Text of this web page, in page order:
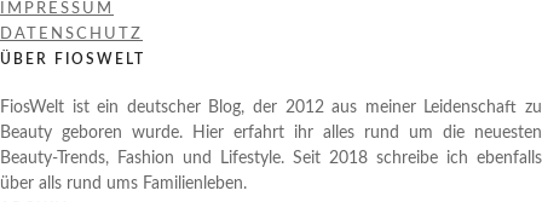
IMPRESSUM
DATENSCHUTZ
ÜBER FIOSWELT
FiosWelt ist ein deutscher Blog, der 2012 aus meiner Leidenschaft zu
Beauty geboren wurde. Hier erfahrt ihr alles rund um die neuesten
Beauty-Trends, Fashion und Lifestyle. Seit 2018 schreibe ich ebenfalls
über alls rund ums Familienleben.